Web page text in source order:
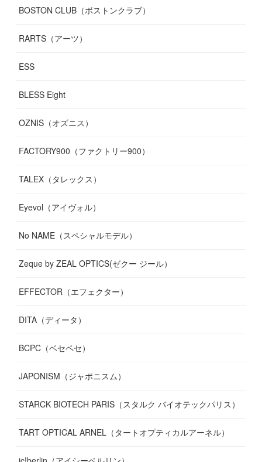
BOSTON CLUB（ボストンクラブ）
RARTS（アーツ）
ESS
BLESS Eight
OZNIS（オズニス）
FACTORY900（ファクトリー900）
TALEX（タレックス）
Eyevol（アイヴォル）
No NAME（スペシャルモデル）
Zeque by ZEAL OPTICS(ゼクー ジール）
EFFECTOR（エフェクター）
DITA（ディータ）
BCPC（ベセペセ）
JAPONISM（ジャポニスム）
STARCK BIOTECH PARIS（スタルク バイオテックパリス）
TART OPTICAL ARNEL（タートオプティカルアーネル）